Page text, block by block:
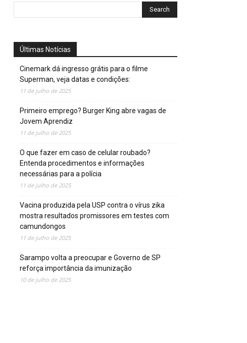
Últimas Notícias
Cinemark dá ingresso grátis para o filme
Superman, veja datas e condições:
11 de julho de 2025
Primeiro emprego? Burger King abre vagas de
Jovem Aprendiz
11 de julho de 2025
O que fazer em caso de celular roubado?
Entenda procedimentos e informações
necessárias para a polícia
11 de julho de 2025
Vacina produzida pela USP contra o vírus zika
mostra resultados promissores em testes com
camundongos
11 de julho de 2025
Sarampo volta a preocupar e Governo de SP
reforça importância da imunização
10 de julho de 2025